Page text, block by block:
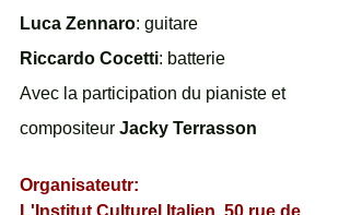
Luca Zennaro: guitare
Riccardo Cocetti: batterie
Avec la participation du pianiste et
compositeur Jacky Terrasson
Organisateutr: